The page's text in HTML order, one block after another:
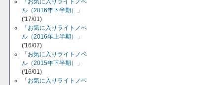
「お気に入りライトノベ
ル（2016年下半期）」
('17/01)
「お気に入りライトノベ
ル（2016年上半期）」
('16/07)
「お気に入りライトノベ
ル（2015年下半期）」
('16/01)
「お気に入りライトノベ